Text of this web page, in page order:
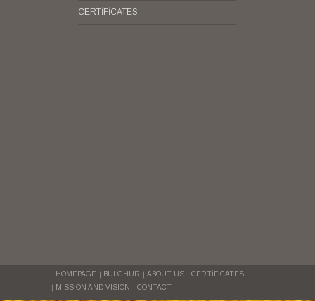
CERTİFİCATES
HOMEPAGE BULGHUR ABOUT US
CERTİFİCATES
MISSION AND VISION
CONTACT